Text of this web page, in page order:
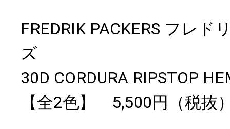
FREDRIK PACKERS フレド
ズ
30D CORDURA RIPSTOP
【全2色】 5,500円（税抜